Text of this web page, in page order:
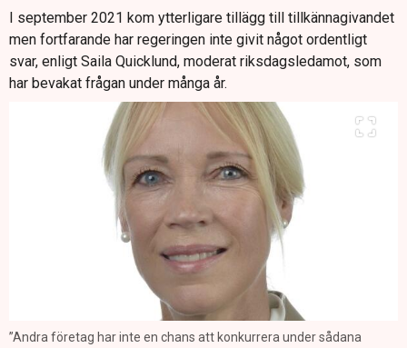
I september 2021 kom ytterligare tillägg till tillkännagivandet
men fortfarande har regeringen inte givit något ordentligt
svar, enligt Saila Quicklund, moderat riksdagsledamot, som
har bevakat frågan under många år.
”Andra företag har inte en chans att konkurrera under sådana